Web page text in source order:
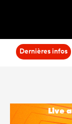
Dernières infos